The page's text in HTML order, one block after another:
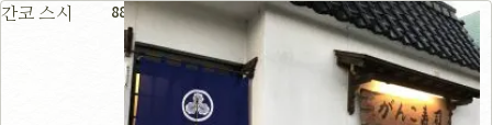
간코 스시 88m